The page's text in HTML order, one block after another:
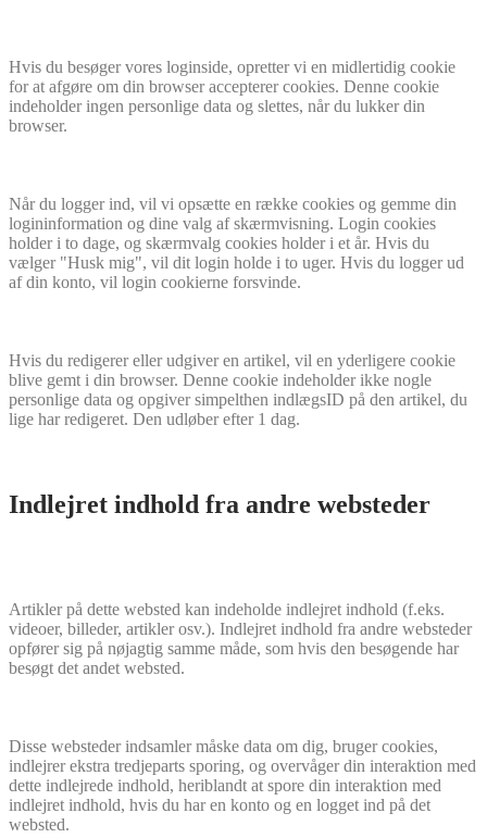
Hvis du besøger vores loginside, opretter vi en midlertidig cookie
for at afgøre om din browser accepterer cookies. Denne cookie
indeholder ingen personlige data og slettes, når du lukker din
browser.
Når du logger ind, vil vi opsætte en række cookies og gemme din
logininformation og dine valg af skærmvisning. Login cookies
holder i to dage, og skærmvalg cookies holder i et år. Hvis du
vælger "Husk mig", vil dit login holde i to uger. Hvis du logger ud
af din konto, vil login cookierne forsvinde.
Hvis du redigerer eller udgiver en artikel, vil en yderligere cookie
blive gemt i din browser. Denne cookie indeholder ikke nogle
personlige data og opgiver simpelthen indlægsID på den artikel, du
lige har redigeret. Den udløber efter 1 dag.
Indlejret indhold fra andre websteder
Artikler på dette websted kan indeholde indlejret indhold (f.eks.
videoer, billeder, artikler osv.). Indlejret indhold fra andre websteder
opfører sig på nøjagtig samme måde, som hvis den besøgende har
besøgt det andet websted.
Disse websteder indsamler måske data om dig, bruger cookies,
indlejrer ekstra tredjeparts sporing, og overvåger din interaktion med
dette indlejrede indhold, heriblandt at spore din interaktion med
indlejret indhold, hvis du har en konto og en logget ind på det
websted.